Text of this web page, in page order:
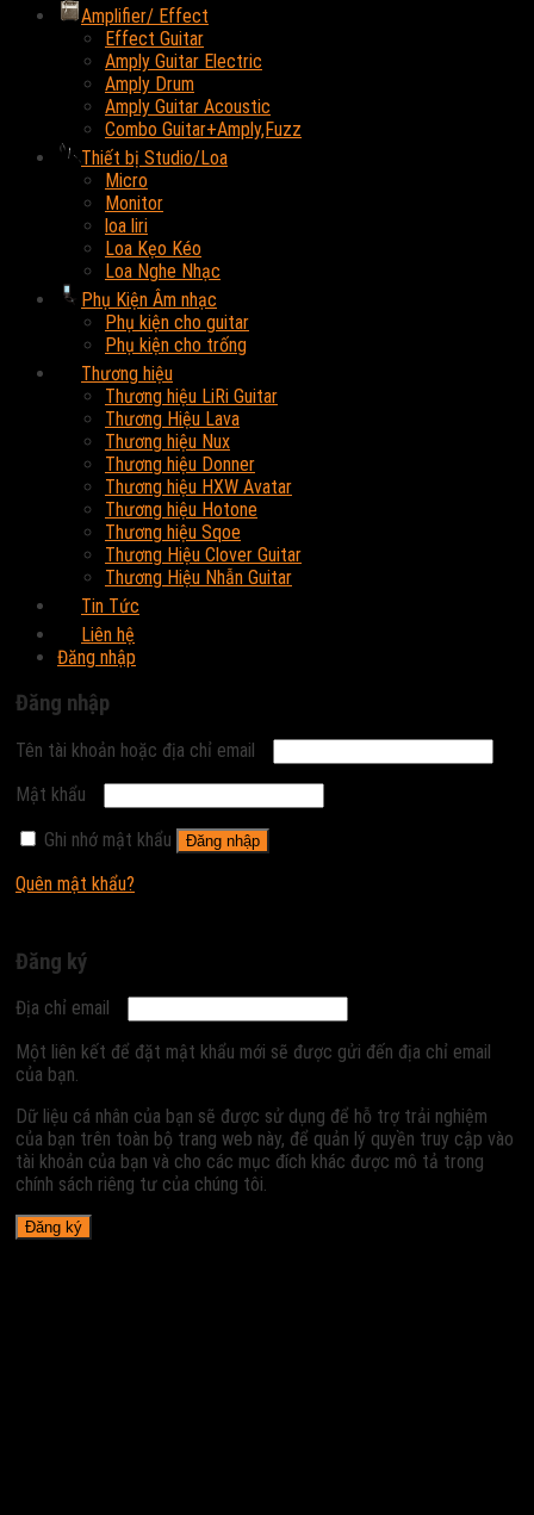
Amplifier/ Effect
Effect Guitar
Amply Guitar Electric
Amply Drum
Amply Guitar Acoustic
Combo Guitar+Amply,Fuzz
Thiết bị Studio/Loa
Micro
Monitor
loa liri
Loa Kẹo Kéo
Loa Nghe Nhạc
Phụ Kiện Âm nhạc
Phụ kiện cho guitar
Phụ kiện cho trống
Thương hiệu
Thương hiệu LiRi Guitar
Thương Hiệu Lava
Thương hiệu Nux
Thương hiệu Donner
Thương hiệu HXW Avatar
Thương hiệu Hotone
Thương hiệu Sqoe
Thương Hiệu Clover Guitar
Thương Hiệu Nhẫn Guitar
Tin Tức
Liên hệ
Đăng nhập
Đăng nhập
Tên tài khoản hoặc địa chỉ email
Mật khẩu
Ghi nhớ mật khẩu
Đăng nhập
Quên mật khẩu?
Đăng ký
Địa chỉ email
Một liên kết để đặt mật khẩu mới sẽ được gửi đến địa chỉ email
của bạn.
Dữ liệu cá nhân của bạn sẽ được sử dụng để hỗ trợ trải nghiệm
của bạn trên toàn bộ trang web này, để quản lý quyền truy cập vào
tài khoản của bạn và cho các mục đích khác được mô tả trong
chính sách riêng tư của chúng tôi.
Đăng ký